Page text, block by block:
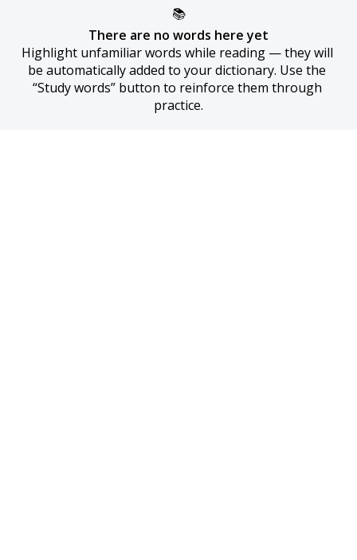
📚
There are no words here yet
Highlight unfamiliar words while reading — they will
be automatically added to your dictionary. Use the
“Study words” button to reinforce them through
practice.